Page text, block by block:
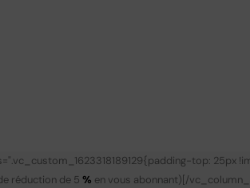
top:
réduction de 5 % en vous abonnant) [/